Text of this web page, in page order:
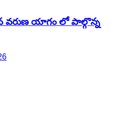
వరుణ యాగం లో పాల్గొన్న